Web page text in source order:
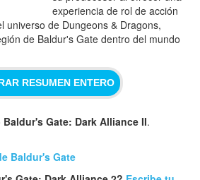
experiencia de rol de acción
universo de Dungeons & Dragons,
de Baldur's Gate dentro del mundo
RESUMEN ENTERO
Baldur's Gate: Dark Alliance II.
Baldur's Gate